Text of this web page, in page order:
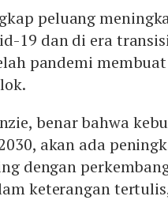
peluang
19 dan di era
pandemi
benar bahwa
akan ada
dengan
keterangan